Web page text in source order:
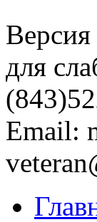
Версия
для
(843)
Email: